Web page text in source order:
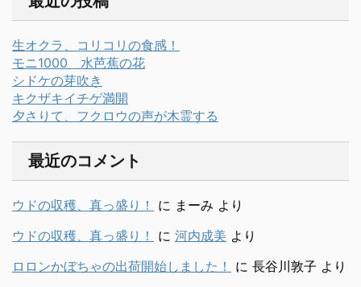
生オクラ、コリコリの食感！
モニ1000 水芭蕉の花
シドケの芽吹き
キクザキイチゲ満開
夕さりて、フクロウの声が木霊する
最近のコメント
ウドの収穫、真っ盛り！ に まーみ より
ウドの収穫、真っ盛り！
に 河内成美 より
ロロンかぼちゃの出荷開始しました！
に 長谷川敦子 より